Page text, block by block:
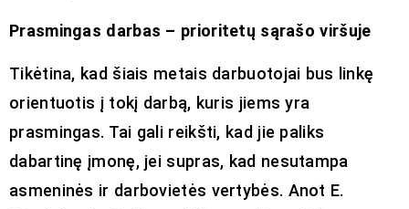
Prasmingas darbas – prioritetų sąrašo viršuje
Tikėtina, kad šiais metais darbuotojai bus linkę
orientuotis į tokį darbą, kuris jiems yra
prasmingas. Tai gali reikšti, kad jie paliks
dabartinę įmonę, jei supras, kad nesutampa
asmeninės ir darbovietės vertybės. Anot E.